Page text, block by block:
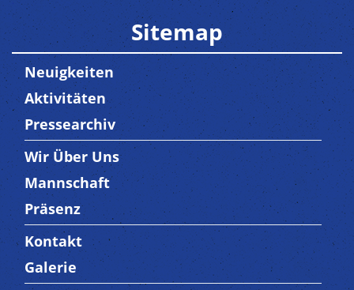
Sitemap
Neuigkeiten
Aktivitäten
Pressearchiv
Trenner3
Wir Über Uns
Mannschaft
Präsenz
Trenner4
Kontakt
Galerie